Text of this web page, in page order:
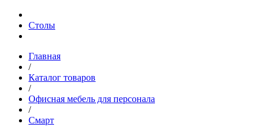
Столы
Главная
/
Каталог товаров
/
Офисная мебель для персонала
/
Смарт